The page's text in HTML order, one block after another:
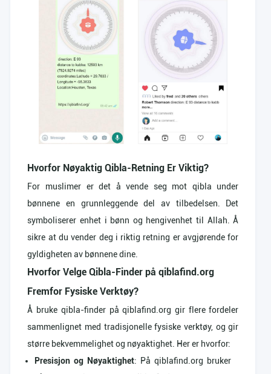
Hvorfor Nøyaktig Qibla-Retning Er Viktig?
For muslimer er det å vende seg mot qibla under
bønnene en grunnleggende del av tilbedelsen. Det
symboliserer enhet i bønn og hengivenhet til Allah. Å
sikre at du vender deg i riktig retning er avgjørende for
gyldigheten av bønnene dine.
Hvorfor Velge Qibla-Finder på qiblafind.org
Fremfor Fysiske Verktøy?
Å bruke qibla-finder på qiblafind.org gir flere fordeler
sammenlignet med tradisjonelle fysiske verktøy, og gir
større bekvemmelighet og nøyaktighet. Her er hvorfor:
Presisjon og Nøyaktighet: På qiblafind.org bruker